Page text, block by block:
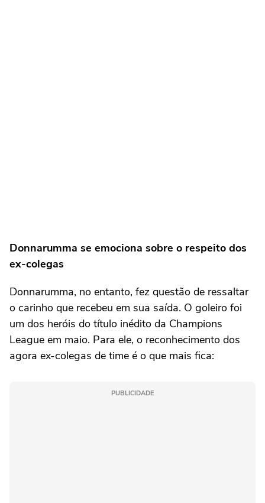
Donnarumma se emociona sobre o respeito dos
ex-colegas
Donnarumma, no entanto, fez questão de ressaltar
o carinho que recebeu em sua saída. O goleiro foi
um dos heróis do título inédito da Champions
League em maio. Para ele, o reconhecimento dos
agora ex-colegas de time é o que mais fica:
PUBLICIDADE